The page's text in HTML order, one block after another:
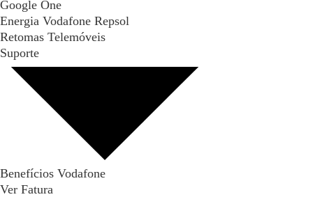
Google One
Energia Vodafone Repsol
Retomas Telemóveis
Suporte
Benefícios Vodafone
Ver Fatura